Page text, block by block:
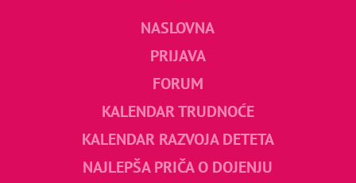
NASLOVNA
PRIJAVA
FORUM
KALENDAR TRUDNOĆE
KALENDAR RAZVOJA DETETA
NAJLEPŠA PRIČA O DOJENJU